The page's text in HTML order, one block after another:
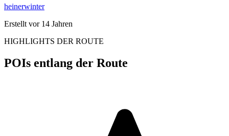
heinerwinter
Erstellt vor 14 Jahren
HIGHLIGHTS DER ROUTE
POIs entlang der Route